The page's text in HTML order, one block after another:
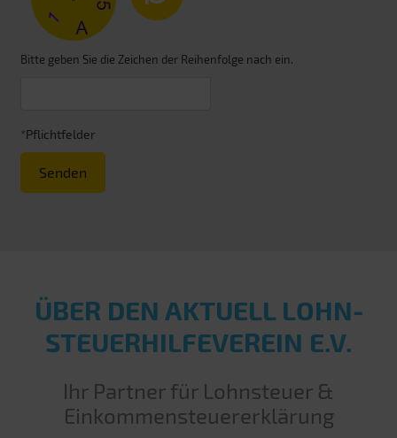
Bitte geben Sie die Zeichen der Reihenfolge nach ein.
*Pflichtfelder
Senden
ÜBER DEN AKTUELL LOHN­
STEUER­HILFE­VEREIN E.V.
Ihr Partner für Lohnsteuer &
Einkommensteuererklärung